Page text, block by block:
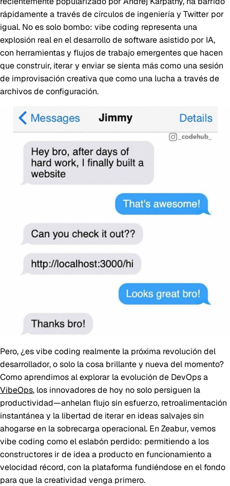
rápidamente a través de círculos de ingeniería y Twitter por
igual. No es solo bombo: vibe coding representa una
explosión real en el desarrollo de software asistido por IA,
con herramientas y flujos de trabajo emergentes que hacen
que construir, iterar y enviar se sienta más como una sesión
de improvisación creativa que como una lucha a través de
archivos de configuración.
Pero, ¿es vibe coding realmente la próxima revolución del
desarrollador, o solo la cosa brillante y nueva del momento?
Como aprendimos al explorar la evolución de DevOps a
VibeOps, los innovadores de hoy no solo persiguen la
productividad—anhelan flujo sin esfuerzo, retroalimentación
instantánea y la libertad de iterar en ideas salvajes sin
ahogarse en la sobrecarga operacional. En Zeabur, vemos
vibe coding como el eslabón perdido: permitiendo a los
constructores ir de idea a producto en funcionamiento a
velocidad récord, con la plataforma fundiéndose en el fondo
para que la creatividad venga primero.